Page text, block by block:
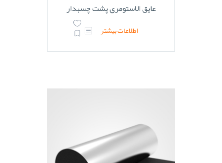
عایق الاستومری پشت چسبدار
اطلاعات بیشتر